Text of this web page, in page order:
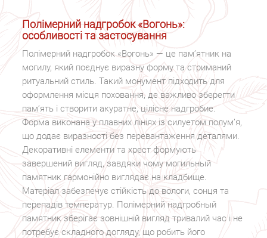
Полімерний надгробок «Вогонь»:
особливості та застосування
Полімерний надгробок «Вогонь» — це пам’ятник на
могилу, який поєднує виразну форму та стриманий
ритуальний стиль. Такий монумент підходить для
оформлення місця поховання, де важливо зберегти
пам’ять і створити акуратне, цілісне надгробие.
Форма виконана у плавних лініях із силуетом полум’я,
що додає виразності без перевантаження деталями.
Декоративні елементи та хрест формують
завершений вигляд, завдяки чому могильный
памятник гармонійно виглядає на кладбище.
Матеріал забезпечує стійкість до вологи, сонця та
перепадів температур. Полімерний надгробный
памятник зберігає зовнішній вигляд тривалий час і не
потребує складного догляду, що робить його